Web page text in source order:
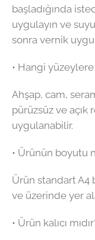
başladığında
uygulayın ve
sonra vernik
• Hangi
Ahşap, cam,
pürüzsüz ve açık
uygulanabilir.
• Ürünün boyutu
Ürün standart A4
ve üzerinde yer
• Ürün kalıcı